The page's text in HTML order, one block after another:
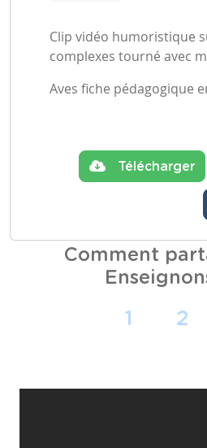
Clip vidéo humoristique
complexes tourné avec
Aves fiche pédagogique
Télécharger
Comment
1 2